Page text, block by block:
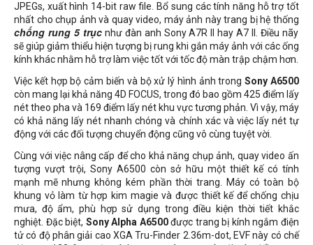
JPEGs, xuất hình 14-bit raw file. Bổ sung các tính năng hỗ trợ tốt
nhất cho chụp ảnh và quay video, máy ảnh này trang bị hệ thống
chống rung 5 trụcnhư đàn anh Sony A7R II hay A7 II. Điều nãy
sẽ giúp giảm thiểu hiện tượng bị rung khi gắn máy ảnh với các ống
kính khác nhằm hỗ trợ làm việc tốt với tốc độ màn trập chậm hơn.
Việc kết hợp bộ cảm biến và bộ xử lý hình ảnh trongSony A6500
còn mang lại khả năng 4D FOCUS, trong đó bao gồm 425 điểm lấy
nét theo pha và 169 điểm lấy nét khu vực tương phản. Vì vậy, máy
có khả năng lấy nét nhanh chóng và chính xác và việc lấy nét tự
động với các đối tượng chuyển động cũng vô cùng tuyệt vời.
Cùng với việc nâng cấp để cho khả năng chụp ảnh, quay video ấn
tượng vượt trội, Sony A6500 còn sở hữu một thiết kế có tính
mạnh mẽ nhưng không kém phần thời trang. Máy có toàn bộ
khung vỏ làm từ hợp kim magie và được thiết kế để chống chịu
mưa, độ ẩm, phù hợp sử dụng trong điều kiện thời tiết khắc
nghiệt. Đặc biệt, Sony Alpha A6500được trang bị kính ngắm điện
tử có độ phân giải cao XGA Tru-Finder 2.36m-dot, EVF này có chế